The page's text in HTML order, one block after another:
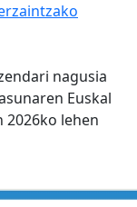
nagusia
Euskal
lehen